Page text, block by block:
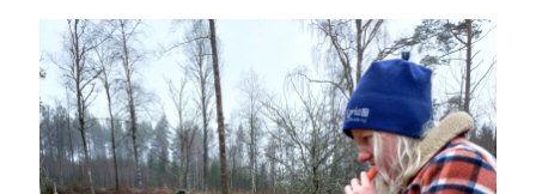
Hej och välkomna till min blogg! Jag heter Ellen och är född 1996. På
denna bloggen kan ni följa min resa med hästarna, från ponnytävlingar i
dressyr & hoppning till MSV hopp & dressyr på stor häst.